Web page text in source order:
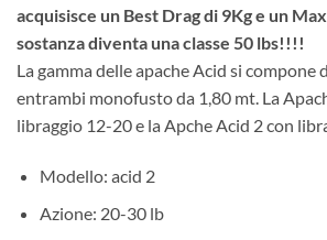
acquisisce un Best Drag di 9Kg e un
sostanza diventa una classe 50 lbs!!!!
La gamma delle apache Acid si compone
entrambi monofusto da 1,80 mt. La
libraggio 12-20 e la Apche Acid 2 con
Modello: acid 2
Azione: 20-30 lb